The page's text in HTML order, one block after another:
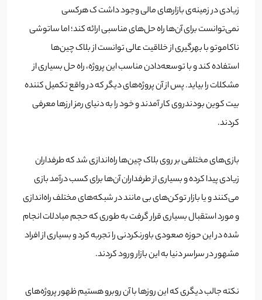
زیادی در زمینه‌ی بازارهای مالی وجود داشت ک هرکسی
نمی‌توانست برای آن‌ها راه حل‌های مناسبی ارائه کند؛ اما ساتوشی
ناکاموتو با بهر‌گیری از خلاقیت عالی توانست از بلاک چین‌ها
استفاده کند و با توسعه‌دادن مناسب این پروژه، راه حل بسیاری از
مشکلات را بیاید. پس از آن پروژه‌های دیگر که در واقع تکمیل کننده
بیت کوین بودندروی کار آمدند و خود را به دنیای رمز ارزها معرفی
کردند.
بازی‌های مختلفی بر روی بلاک چین‌ها راه‌اندازی شد که طرفداران
زیادی پیدا کرده و بسیاری از طرفداران آن‌ها برای کسب درآمد بازی
می‌کنند و یا بازار توکن‌‌های بی مانند در شبکه‌های مختلف راه‌اندازی
و مورد استقبال بسیاری قرار گرفت به طوری که حجم مبادلات انجام
شده در این حوزه صعودی باورنکردنی را تجربه کرد و بسیاری از افراد
مشهور در سراسر دنیا به این بازار ورود کردند.
نکته جالب دیگری که این روزها با آن روبرو هستیم ظهور پروژه‌های